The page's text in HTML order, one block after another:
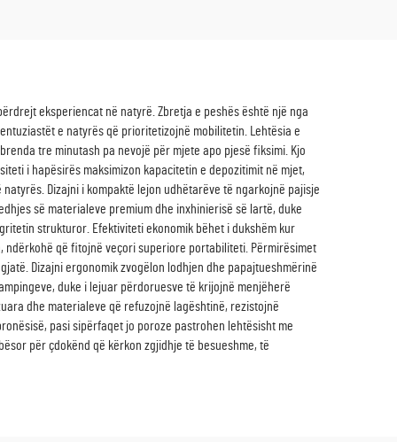
eksperiencat në natyrë. Zbretja e peshës është një nga
e natyrës që prioritetizojnë mobilitetin. Lehtësia e
tre minutash pa nevojë për mjete apo pjesë fiksimi. Kjo
i hapësirës maksimizon kapacitetin e depozitimit në mjet,
Dizajni i kompaktë lejon udhëtarëve të ngarkojnë pajisje
së materialeve premium dhe inxhinierisë së lartë, duke
strukturor. Efektiviteti ekonomik bëhet i dukshëm kur
që fitojnë veçori superiore portabiliteti. Përmirësimet
Dizajni ergonomik zvogëlon lodhjen dhe papajtueshmërinë
duke i lejuar përdoruesve të krijojnë menjëherë
dhe materialeve që refuzojnë lagështinë, rezistojnë
pasi sipërfaqet jo poroze pastrohen lehtësisht me
për çdokënd që kërkon zgjidhje të besueshme, të